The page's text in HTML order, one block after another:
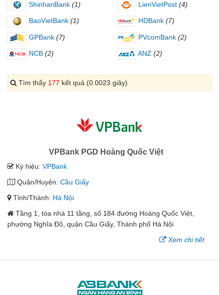
ShinhanBank (1) LienVietPost (4)
BaoVietBank (1) HDBank (7)
GPBank (7) PVcomBank (2)
NCB (2) ANZ (2)
Tìm thấy 177 kết quả (0.0023 giây)
VPBank PGD Hoàng Quốc Việt
Ký hiệu: VPBank
Quận/Huyện: Cầu Giấy
Tỉnh/Thành: Hà Nội
Tầng 1, tòa nhà 11 tầng, số 184 đường Hoàng Quốc Việt,
phường Nghĩa Đô, quận Cầu Giấy, Thành phố Hà Nội
Xem chi tiết